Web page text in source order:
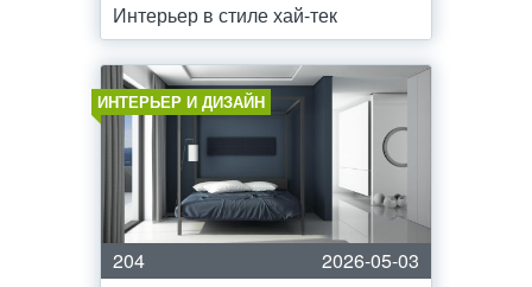
Интерьер в стиле хай-тек
ИНТЕРЬЕР И ДИЗАЙН
204
2026-05-03